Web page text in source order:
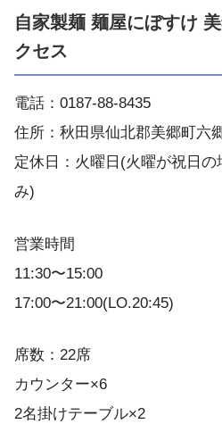
自家製麺 麺屋にぼすけ
クセス
電話：0187-88-8435
住所：秋田県仙北郡美郷町六
定休日：火曜日(火曜が祝日
み)
営業時間
11:30〜15:00
17:00〜21:00(LO.20:45)
席数：22席
カウンター×6
2名掛けテーブル×2